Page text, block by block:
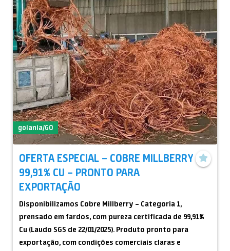
goiania/GO
OFERTA ESPECIAL – COBRE MILLBERRY
99,91% CU – PRONTO PARA
EXPORTAÇÃO
Disponibilizamos Cobre Millberry – Categoria 1,
prensado em fardos, com pureza certificada de 99,91%
Cu (Laudo SGS de 22/01/2025). Produto pronto para
exportação, com condições comerciais claras e